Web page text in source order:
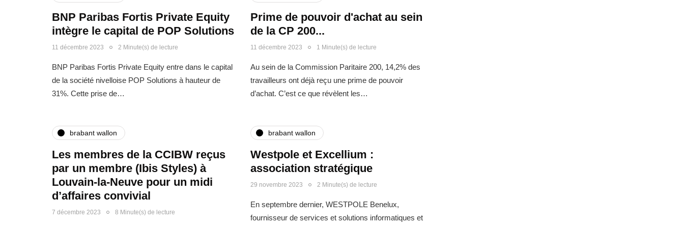
BNP Paribas Fortis Private Equity
intègre le capital de POP Solutions
11 décembre 2023 2 Minute(s) de lecture
BNP Paribas Fortis Private Equity entre dans le capital
de la société nivelloise POP Solutions à hauteur de
31%. Cette prise de…
Prime de pouvoir d'achat au sein
de la CP 200...
11 décembre 2023 1 Minute(s) de lecture
Au sein de la Commission Paritaire 200, 14,2% des
travailleurs ont déjà reçu une prime de pouvoir
d’achat. C’est ce que révèlent les…
brabant wallon
Les membres de la CCIBW reçus
par un membre (Ibis Styles) à
Louvain-la-Neuve pour un midi
d’affaires convivial
7 décembre 2023 8 Minute(s) de lecture
brabant wallon
Westpole et Excellium :
association stratégique
29 novembre 2023 2 Minute(s) de lecture
En septembre dernier, WESTPOLE Benelux,
fournisseur de services et solutions informatiques et